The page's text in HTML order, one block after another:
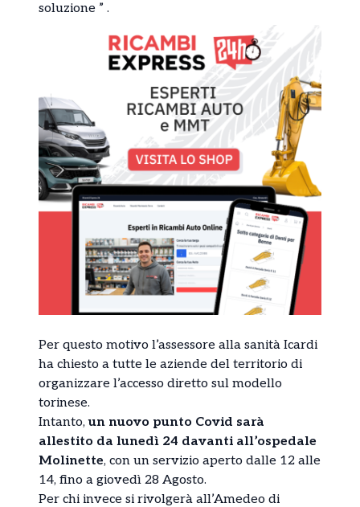
soluzione ” .
Per questo motivo l’assessore alla sanità Icardi
ha chiesto a tutte le aziende del territorio di
organizzare l’accesso diretto sul modello
torinese.
Intanto,un nuovo punto Covid sarà
allestito da lunedì 24 davanti all’ospedale
Molinette, con un servizio aperto dalle 12 alle
14, fino a giovedì 28 Agosto.
Per chi invece si rivolgerà all’Amedeo di